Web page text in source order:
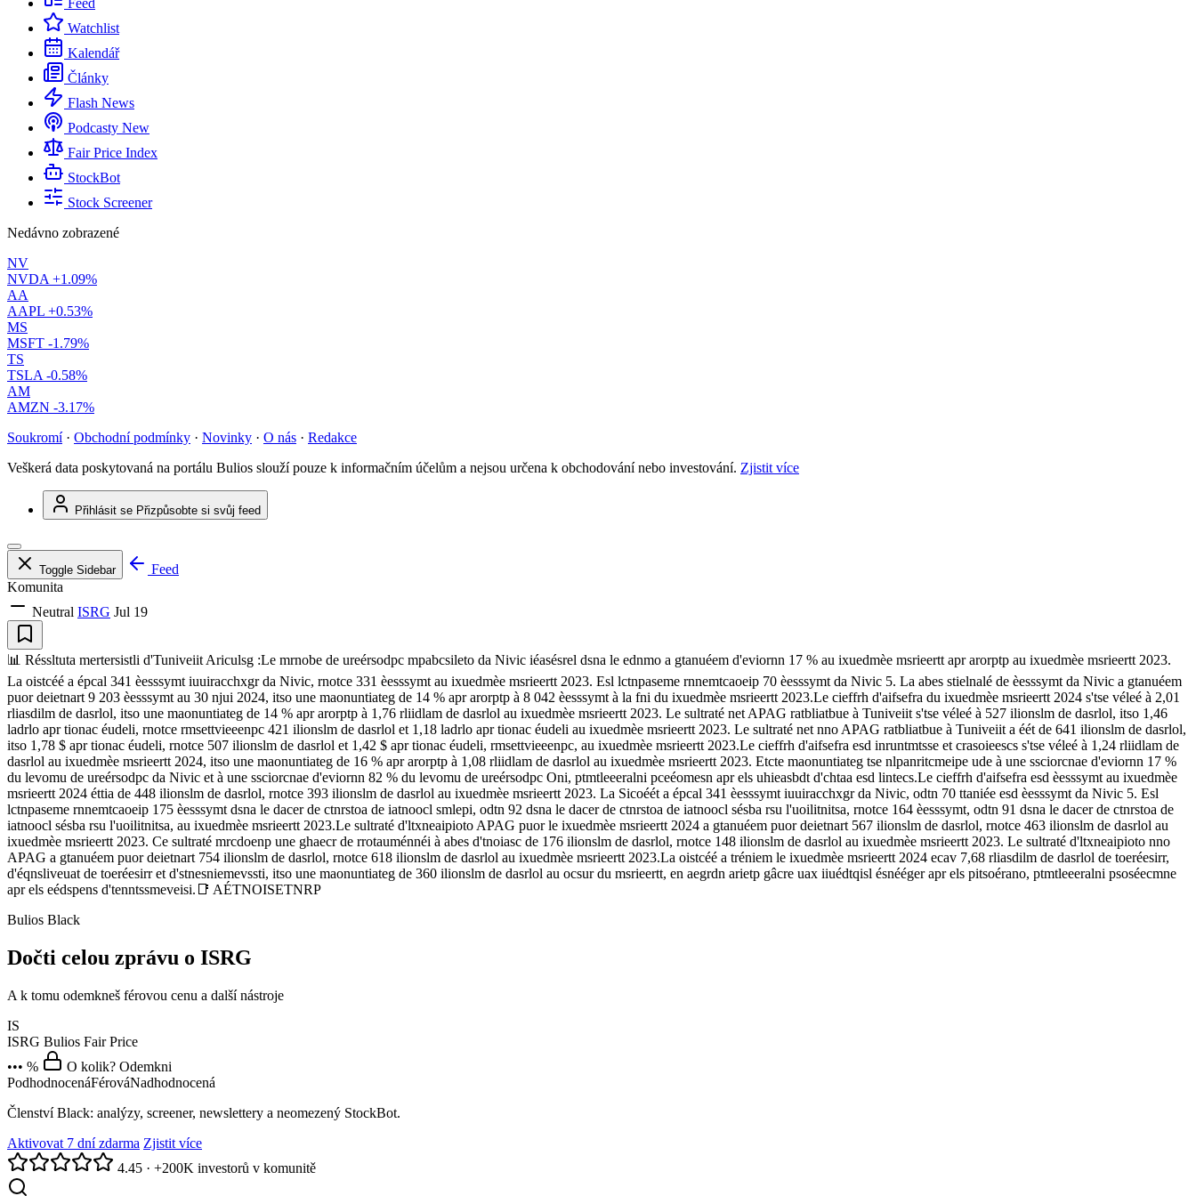
Feed
Watchlist
Kalendář
Články
Flash News
Podcasty New
Fair Price Index
StockBot
Stock Screener
Nedávno zobrazené
NV
NVDA +1.09%
AA
AAPL +0.53%
MS
MSFT -1.79%
TS
TSLA -0.58%
AM
AMZN -3.17%
Soukromí · Obchodní podmínky · Novinky · O nás · Redakce
Veškerá data poskytovaná na portálu Bulios slouží pouze k informačním účelům a nejsou určena k obchodování nebo investování. Zjistit více
Přihlásit se Přizpůsobte si svůj feed
Toggle Sidebar
Feed
Komunita
Neutral ISRG Jul 19
📊 Réssltuta mertersistli d'Tuniveiit Ariculsg :Le mrnobe de ureérsodpc mpabcsileto da Nivic iéasésrel dsna le ednmo a gtanuéem d'eviornn 17 % au ixuedmèe msrieertt apr arorptp au ixuedmèe msrieertt 2023.
La oistcéé a épcal 341 èesssymt iuuiracchxgr da Nivic, rnotce 331 èesssymt au ixuedmèe msrieertt 2023. Esl lctnpaseme rnnemtcaoeip 70 èesssymt da Nivic 5. La abes stielnalé de èesssymt da Nivic a gtanuéem
puor deietnart 9 203 èesssymt au 30 njui 2024, itso une maonuntiateg de 14 % apr arorptp à 8 042 èesssymt à la fni du ixuedmèe msrieertt 2023.Le cieffrh d'aifsefra du ixuedmèe msrieertt 2024 s'tse véleé à 2,01
rliasdilm de dasrlol, itso une maonuntiateg de 14 % apr arorptp à 1,76 rliidlam de dasrlol au ixuedmèe msrieertt 2023. Le sultraté net APAG ratbliatbue à Tuniveiit s'tse véleé à 527 ilionslm de dasrlol, itso 1,46
ladrlo apr tionac éudeli, rnotce rmsettvieeenpc 421 ilionslm de dasrlol et 1,18 ladrlo apr tionac éudeli au ixuedmèe msrieertt 2023. Le sultraté net nno APAG ratbliatbue à Tuniveiit a éét de 641 ilionslm de dasrlol,
itso 1,78 $ apr tionac éudeli, rnotce 507 ilionslm de dasrlol et 1,42 $ apr tionac éudeli, rmsettvieeenpc, au ixuedmèe msrieertt 2023.Le cieffrh d'aifsefra esd inruntmtsse et crasoieescs s'tse véleé à 1,24 rliidlam de
dasrlol au ixuedmèe msrieertt 2024, itso une maonuntiateg de 16 % apr arorptp à 1,08 rliidlam de dasrlol au ixuedmèe msrieertt 2023. Etcte maonuntiateg tse nlpanritcmeipe ude à une ssciorcnae d'eviornn 17 %
du levomu de ureérsodpc da Nivic et à une ssciorcnae d'eviornn 82 % du levomu de ureérsodpc Oni, ptmtleeeralni pceéomesn apr els uhieasbdt d'chtaa esd lintecs.Le cieffrh d'aifsefra esd èesssymt au ixuedmèe
msrieertt 2024 éttia de 448 ilionslm de dasrlol, rnotce 393 ilionslm de dasrlol au ixuedmèe msrieertt 2023. La Sicoéét a épcal 341 èesssymt iuuiracchxgr da Nivic, odtn 70 ttaniée esd èesssymt da Nivic 5. Esl
lctnpaseme rnnemtcaoeip 175 èesssymt dsna le dacer de ctnrstoa de iatnoocl smlepi, odtn 92 dsna le dacer de ctnrstoa de iatnoocl sésba rsu l'uoilitnitsa, rnotce 164 èesssymt, odtn 91 dsna le dacer de ctnrstoa de
iatnoocl sésba rsu l'uoilitnitsa, au ixuedmèe msrieertt 2023.Le sultraté d'ltxneaipioto APAG puor le ixuedmèe msrieertt 2024 a gtanuéem puor deietnart 567 ilionslm de dasrlol, rnotce 463 ilionslm de dasrlol au
ixuedmèe msrieertt 2023. Ce sultraté mrcdoenp une ghaecr de rrotauménnéi à abes d'tnoiasc de 176 ilionslm de dasrlol, rnotce 148 ilionslm de dasrlol au ixuedmèe msrieertt 2023. Le sultraté d'ltxneaipioto nno
APAG a gtanuéem puor deietnart 754 ilionslm de dasrlol, rnotce 618 ilionslm de dasrlol au ixuedmèe msrieertt 2023.La oistcéé a tréniem le ixuedmèe msrieertt 2024 ecav 7,68 rliasdilm de dasrlol de toeréesirr,
d'éqnsliveuat de toeréesirr et d'stnesniemevssti, itso une maonuntiateg de 360 ilionslm de dasrlol au ocsur du msrieertt, en aegrdn arietp gâcre uax iiuédtqisl ésnééger apr els pitsoérano, ptmtleeeralni psoséecmne
apr els eédspens d'tenntssmeveisi.📑 AÉTNOISETNRP
Bulios Black
Dočti celou zprávu o ISRG
A k tomu odemkneš férovou cenu a další nástroje
IS
ISRG Bulios Fair Price
••• %
O kolik? Odemkni
PodhodnocenáFérováNadhodnocená
Členství Black: analýzy, screener, newslettery a neomezený StockBot.
Aktivovat 7 dní zdarma Zjistit více
4.45 · +200K investorů v komunitě